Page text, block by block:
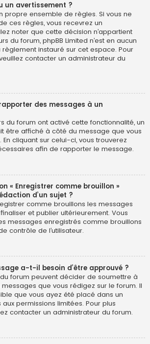
un avertissement ?
propre ensemble de règles. Si vous ne
ces règles, vous recevrez un
noter que cette décision n’appartient
du forum, phpBB Limited n’est en aucun
instauré sur cet espace. Pour
contacter un administrateur du
des messages à un
du forum ont activé cette fonctionnalité, un
être affiché à côté du message que vous
cliquant sur celui-ci, vous trouverez
afin de rapporter le message.
« Enregistrer comme brouillon »
d’un sujet ?
comme brouillons les messages
et publier ultérieurement. Vous
messages enregistrés comme brouillons
contrôle de l’utilisateur.
a-t-il besoin d’être approuvé ?
forum peuvent décider de soumettre à
que vous rédigez sur le forum. Il
que vous ayez été placé dans un
aux permissions limitées. Pour plus
contacter un administrateur du forum.